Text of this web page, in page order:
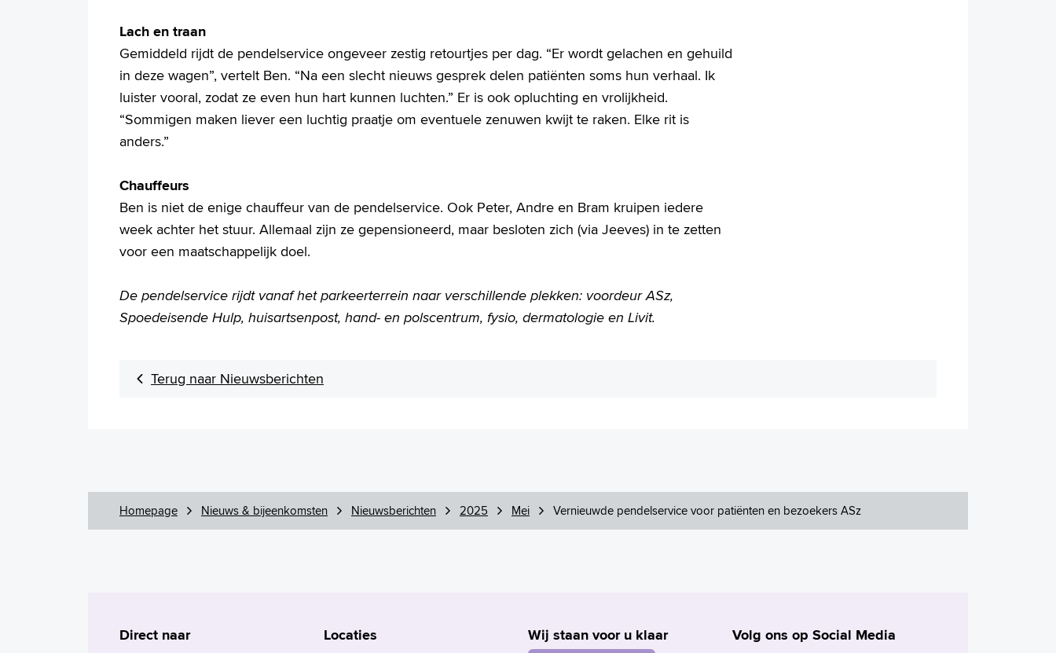
Lach en traan
Gemiddeld rijdt de pendelservice ongeveer zestig retourtjes per dag. “Er wordt gelachen en gehuild
in deze wagen”, vertelt Ben. “Na een slecht nieuws gesprek delen patiënten soms hun verhaal. Ik
luister vooral, zodat ze even hun hart kunnen luchten.” Er is ook opluchting en vrolijkheid.
“Sommigen maken liever een luchtig praatje om eventuele zenuwen kwijt te raken. Elke rit is
anders.”
Chauffeurs
Ben is niet de enige chauffeur van de pendelservice. Ook Peter, Andre en Bram kruipen iedere
week achter het stuur. Allemaal zijn ze gepensioneerd, maar besloten zich (via Jeeves) in te zetten
voor een maatschappelijk doel.
De pendelservice rijdt vanaf het parkeerterrein naar verschillende plekken: voordeur ASz,
Spoedeisende Hulp, huisartsenpost, hand- en polscentrum, fysio, dermatologie en Livit.
Terug naar Nieuwsberichten
Homepage Nieuws & bijeenkomsten Nieuwsberichten 2025 Mei Vernieuwde pendelservice voor patiënten en bezoekers ASz
Wij staan voor u klaar Volg ons op Social Media
Direct naar Locaties